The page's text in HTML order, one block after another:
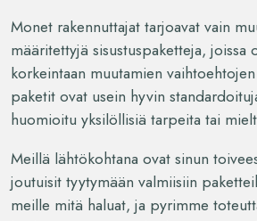
Monet rakennuttajat tarjoavat vain
määritettyjä sisustuspaketteja, joissa
korkeintaan muutamien
paketit ovat usein hyvin
huomioitu yksilöllisiä tarpeita tai
Meillä lähtökohtana ovat sinun
joutuisit tyytymään valmiisiin
meille mitä haluat, ja pyrimme